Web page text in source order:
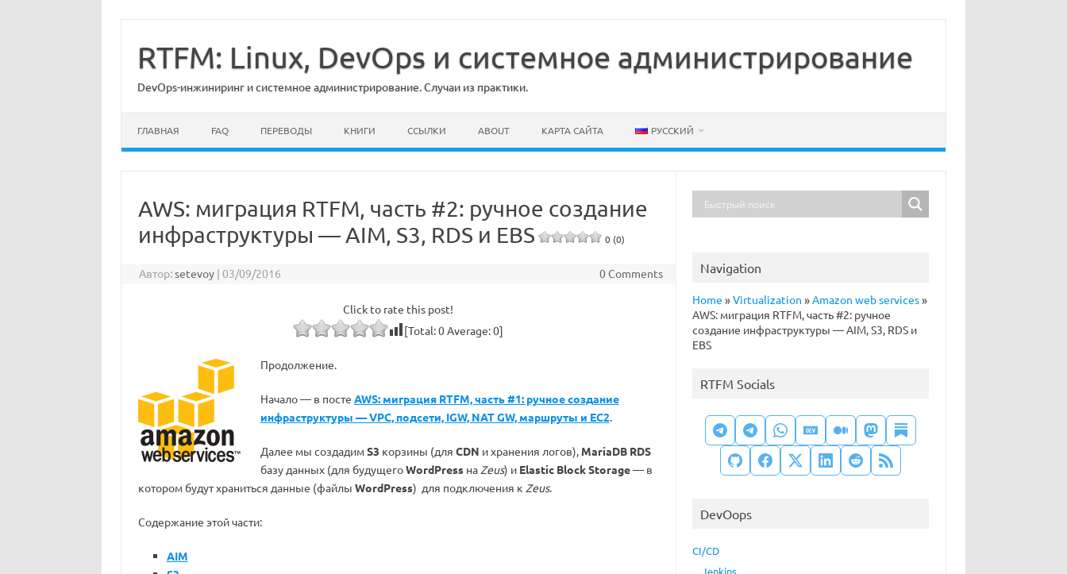
содержимому
RTFM: Linux, DevOps и системное администрирование
DevOps-инжиниринг и системное администрирование. Случаи из практики.
ГЛАВНАЯ FAQ ПЕРЕВОДЫ КНИГИ ССЫЛКИ ABOUT КАРТА САЙТА РУССКИЙ
AWS: миграция RTFM, часть #2: ручное создание
инфраструктуры — AIM, S3, RDS и EBS
0 (0)
Автор:setevoy | 03/09/2016 0 Comments
Click to rate this post!
[Total:0Average:0]
Продолжение.
Начало — в посте AWS: миграция RTFM, часть #1: ручное создание
инфраструктуры — VPC, подсети, IGW, NAT GW, маршруты и EC2.
Далее мы создадимS3 корзины (для CDN и хранения логов), MariaDB RDS
базу данных (для будущегоWordPressна Zeus) и Elastic Block Storage— в
котором будут храниться данные (файлы WordPress) для подключения к Zeus.
Содержание этой части:
AIM
Navigation
Home »Virtualization »Amazon web services»
AWS: миграция RTFM, часть #2: ручное
создание инфраструктуры — AIM, S3, RDS и
EBS
RTFM Socials
DevOops
CI/CD
Jenkins